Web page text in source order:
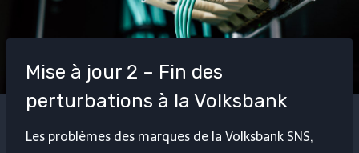
Mise à jour 2 – Fin des
perturbations à la Volksbank
Les problèmes des marques de la Volksbank SNS,